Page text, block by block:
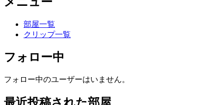
部屋一覧
クリップ一覧
フォロー中
フォロー中のユーザーはいません。